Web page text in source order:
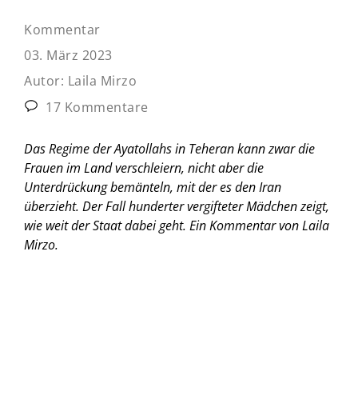
Kommentar
03. März 2023
Autor: Laila Mirzo
17 Kommentare
Das Regime der Ayatollahs in Teheran kann zwar die
Frauen im Land verschleiern, nicht aber die
Unterdrückung bemänteln, mit der es den Iran
überzieht. Der Fall hunderter vergifteter Mädchen zeigt,
wie weit der Staat dabei geht. Ein Kommentar von Laila
Mirzo.